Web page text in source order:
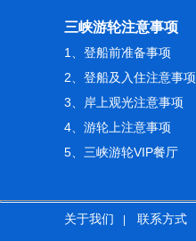
三峡游轮注意事项
1、登船前准备事项
2、登船及入住注意事项
3、岸上观光注意事项
4、游轮上注意事项
5、三峡游轮VIP餐厅
关于我们 联系方式